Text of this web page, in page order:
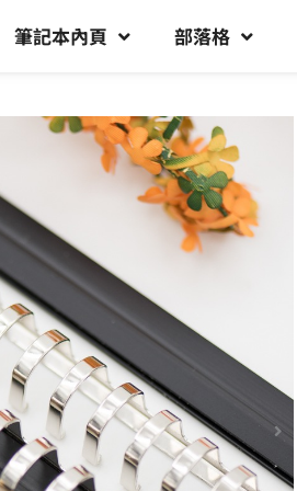
筆記本內頁 部落格